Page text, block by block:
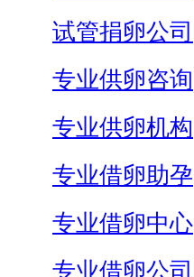
试管捐卵公司
专业供卵咨询
专业供卵机构
专业借卵助孕
专业借卵中心
专业借卵公司